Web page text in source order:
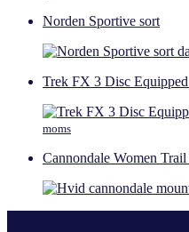
Norden Sportive sort
Trek FX 3 Disc Equipped
moms
Cannondale Women Trail